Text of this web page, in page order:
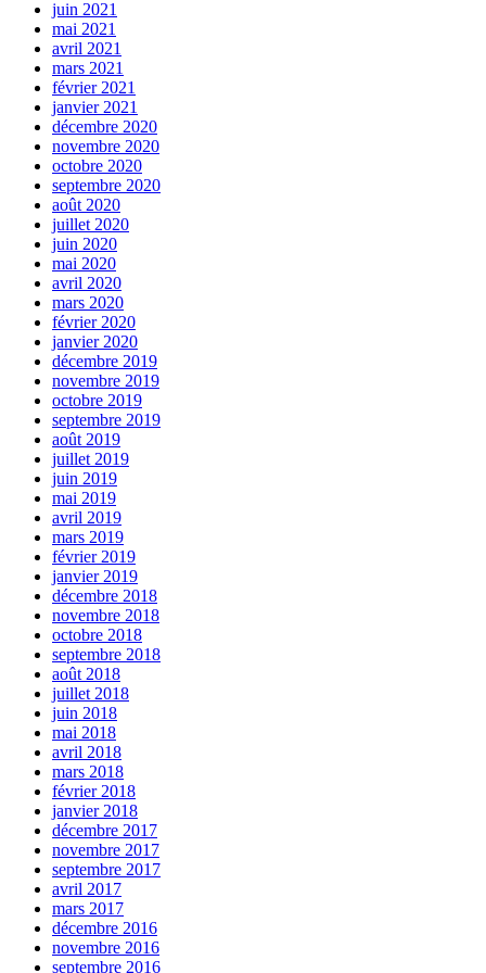
juin 2021
mai 2021
avril 2021
mars 2021
février 2021
janvier 2021
décembre 2020
novembre 2020
octobre 2020
septembre 2020
août 2020
juillet 2020
juin 2020
mai 2020
avril 2020
mars 2020
février 2020
janvier 2020
décembre 2019
novembre 2019
octobre 2019
septembre 2019
août 2019
juillet 2019
juin 2019
mai 2019
avril 2019
mars 2019
février 2019
janvier 2019
décembre 2018
novembre 2018
octobre 2018
septembre 2018
août 2018
juillet 2018
juin 2018
mai 2018
avril 2018
mars 2018
février 2018
janvier 2018
décembre 2017
novembre 2017
septembre 2017
avril 2017
mars 2017
décembre 2016
novembre 2016
septembre 2016